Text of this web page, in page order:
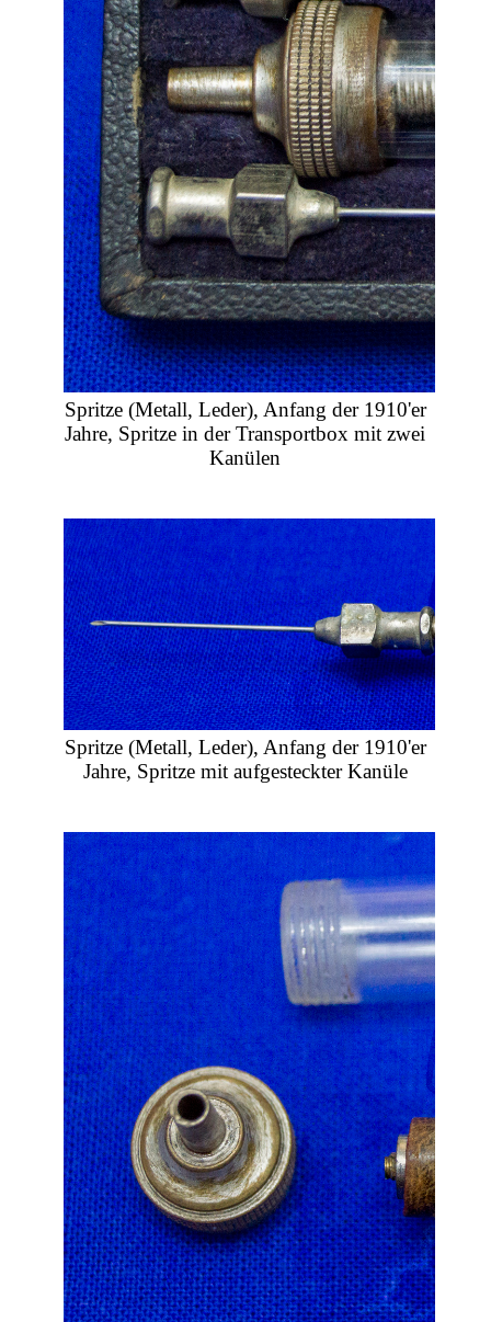
Spritze (Metall, Leder), Anfang der 1910'er
Jahre, Spritze in der Transportbox mit zwei
Kanülen
Spritze (Metall, Leder), Anfang der 1910'er
Jahre, Spritze mit aufgesteckter Kanüle